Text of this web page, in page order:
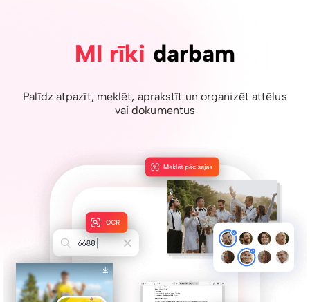
MI rīki darbam
Palīdz atpazīt, meklēt, aprakstīt un organizēt attēlus
vai dokumentus